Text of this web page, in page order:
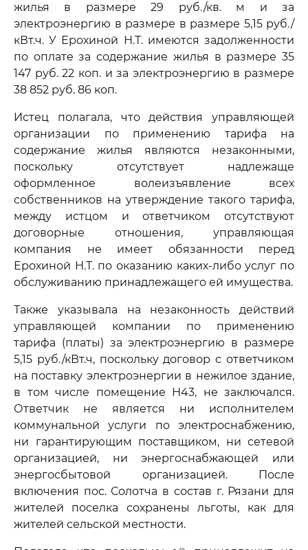
жилья в размере 29 руб./кв. м и за
электроэнергию в размере в размере 5,15 руб./
кВт.ч. У Ерохиной Н.Т. имеются задолженности
по оплате за содержание жилья в размере 35
147 руб. 22 коп. и за электроэнергию в размере
38 852 руб. 86 коп.
Истец полагала, что действия управляющей
организации по применению тарифа на
содержание жилья являются незаконными,
поскольку отсутствует надлежаще
оформленное волеизъявление всех
собственников на утверждение такого тарифа,
между истцом и ответчиком отсутствуют
договорные отношения, управляющая
компания не имеет обязанности перед
Ерохиной Н.Т. по оказанию каких-либо услуг по
обслуживанию принадлежащего ей имущества.
Также указывала на незаконность действий
управляющей компании по применению
тарифа (платы) за электроэнергию в размере
5,15 руб./кВт.ч, поскольку договор с ответчиком
на поставку электроэнергии в нежилое здание,
в том числе помещение Н43, не заключался.
Ответчик не является ни исполнителем
коммунальной услуги по электроснабжению,
ни гарантирующим поставщиком, ни сетевой
организацией, ни энергоснабжающей или
энергосбытовой организацией. После
включения пос. Солотча в состав г. Рязани для
жителей поселка сохранены льготы, как для
жителей сельской местности.